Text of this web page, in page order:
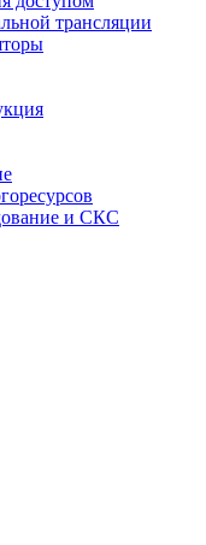
трансляции
и СКС